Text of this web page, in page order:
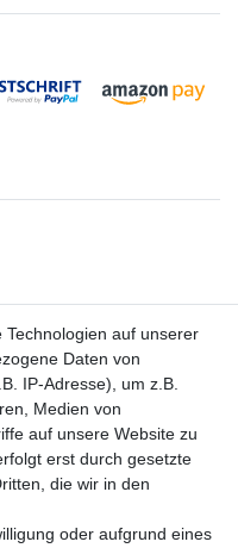
auf unserer
Daten von
IP-Adresse), um z.B.
Medien von
auf unsere Website zu
erst durch gesetzte
die wir in den
oder aufgrund eines